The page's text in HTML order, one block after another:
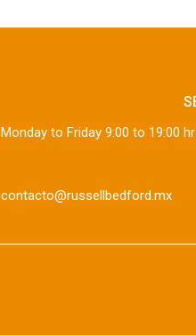
Monday to Friday 9:00 to 19:00
contacto@russellbedford.mx